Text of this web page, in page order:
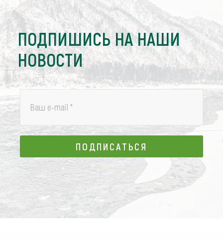
ПОДПИШИСЬ НА НАШИ
НОВОСТИ
Ваш e-mail *
ПОДПИСАТЬСЯ
ПОДПИСАТЬСЯ